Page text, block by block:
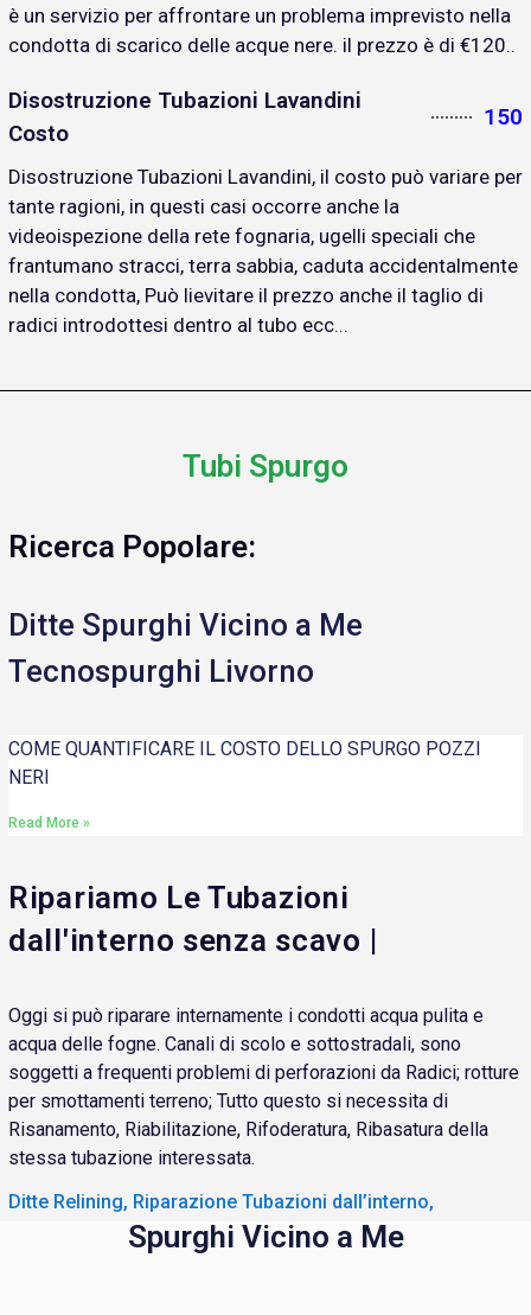
è un servizio per affrontare un problema imprevisto nella
condotta di scarico delle acque nere. il prezzo è di €120..
Disostruzione Tubazioni Lavandini
Costo
150
Disostruzione Tubazioni Lavandini, il costo può variare per
tante ragioni, in questi casi occorre anche la
videoispezione della rete fognaria, ugelli speciali che
frantumano stracci, terra sabbia, caduta accidentalmente
nella condotta, Può lievitare il prezzo anche il taglio di
radici introdottesi dentro al tubo ecc...
Tubi Spurgo
Ricerca Popolare:
Ditte Spurghi Vicino a Me
Tecnospurghi Livorno
COME QUANTIFICARE IL COSTO DELLO SPURGO POZZI
NERI
Read More »
Ripariamo Le Tubazioni
dall'interno senza scavo |
Oggi si può riparare internamente i condotti acqua pulita e
acqua delle fogne. Canali di scolo e sottostradali, sono
soggetti a frequenti problemi di perforazioni da Radici; rotture
per smottamenti terreno; Tutto questo si necessita di
Risanamento, Riabilitazione, Rifoderatura, Ribasatura della
stessa tubazione interessata.
Ditte Relining, Riparazione Tubazioni dall’interno,
Spurghi Vicino a Me